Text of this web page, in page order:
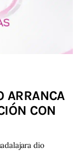
ARRANCA
CON
dio